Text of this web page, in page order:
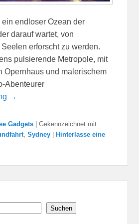
endloser Ozean der
darauf wartet, von
erforscht zu werden.
pulsierende Metropole, mit
Opernhaus und malerischem
Abenteurer
→
Gadgets |Gekennzeichnet mit
,Sydney
Hinterlasse eine
Suchen